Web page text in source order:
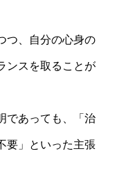
つ、自分の心身の
ンスを取ることが
であっても、「治
要」といった主張